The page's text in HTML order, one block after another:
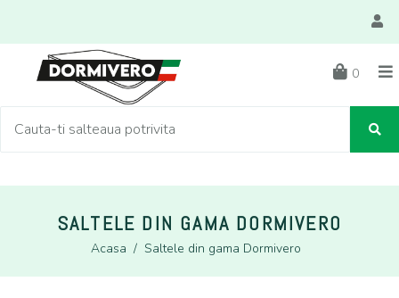
0
SALTELE DIN GAMA DORMIVERO
Acasa / Saltele din gama Dormivero